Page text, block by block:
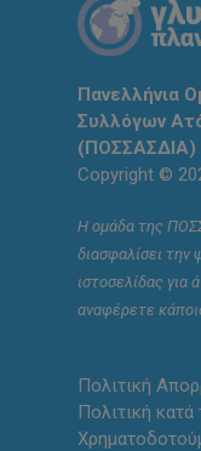
Πανελλήνια
Συλλόγων
(ΠΟΣΣΑΣΔΙΑ)
Copyright ©
Η ομάδα της
διασφαλίσει την
ιστοσελίδας για
αναφέρετε
Πολιτική
Πολιτική